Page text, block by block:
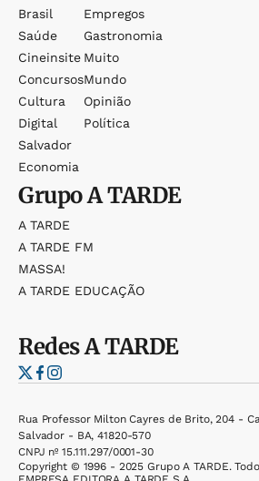
Brasil
Saúde
Cineinsite
Concursos
Cultura
Digital
Salvador
Economia
Empregos
Gastronomia
Muito
Mundo
Opinião
Política
GrupoA TARDE
A TARDE
A TARDE FM
MASSA!
A TARDE EDUCAÇÃO
RedesA TARDE
Rua Professor Milton Cayres de Brito, 204 -
Salvador - BA, 41820-570
CNPJ nº 15.111.297/0001-30
Copyright © 1996 - 2025 Grupo A TARDE.